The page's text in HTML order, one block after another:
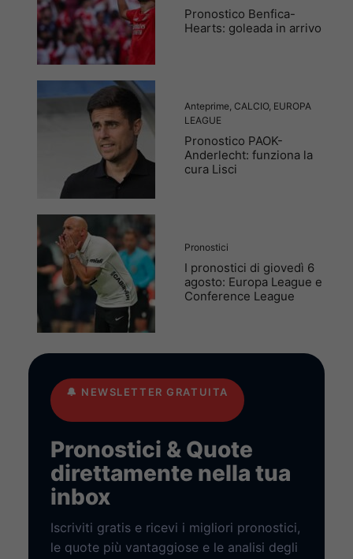
Pronostico Benfica-
Hearts: goleada in arrivo
Anteprime CALCIO, EUROPA
LEAGUE
Pronostico PAOK-
Anderlecht: funziona la
cura Lisci
Pronostici
I pronostici di giovedì 6
agosto: Europa League e
Conference League
🔔 NEWSLETTER GRATUITA
Pronostici & Quote
direttamente nella tua
inbox
Iscriviti gratis e ricevi i migliori pronostici,
le quote più vantaggiose e le analisi degli